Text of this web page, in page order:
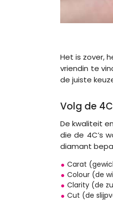
Het is zover,
vriendin te
de juiste
Volg de
De kwaliteit
die de 4C’s
diamant
Carat
Colour (de
Clarity (de
Cut (de